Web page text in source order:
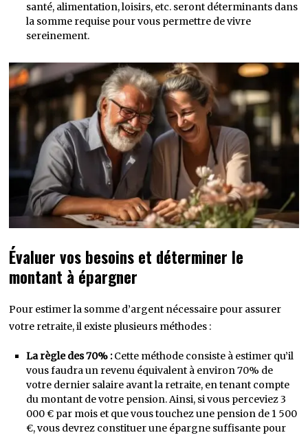
santé, alimentation, loisirs, etc. seront déterminants dans
la somme requise pour vous permettre de vivre
sereinement.
Évaluer vos besoins et déterminer le
montant à épargner
Pour estimer la somme d’argent nécessaire pour assurer
votre retraite, il existe plusieurs méthodes :
La règle des 70% :Cette méthode consiste à estimer qu’il
vous faudra un revenu équivalent à environ 70% de
votre dernier salaire avant la retraite, en tenant compte
du montant de votre pension. Ainsi, si vous perceviez 3
000 € par mois et que vous touchez une pension de 1 500
€, vous devrez constituer une épargne suffisante pour